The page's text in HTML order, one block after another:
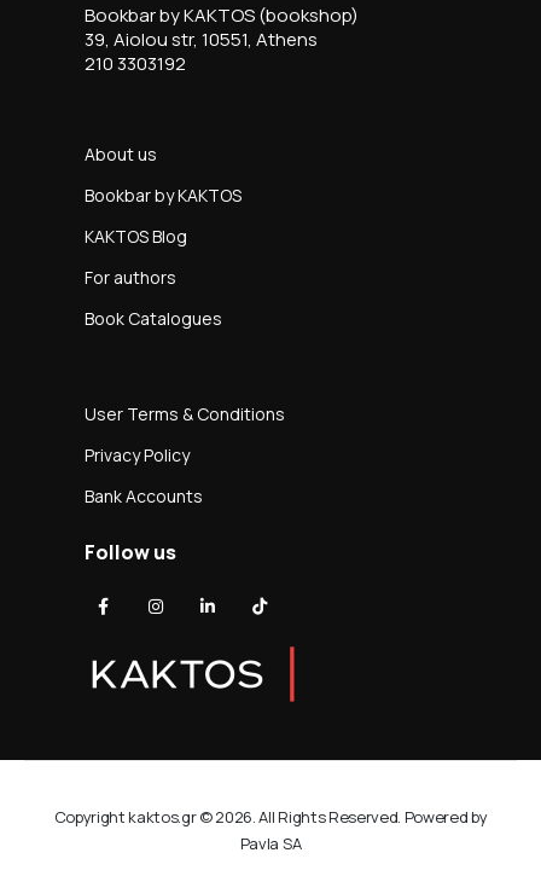
Bookbar by KAKTOS (bookshop)
39, Aiolou str, 10551, Athens
210 3303192
About us
Bookbar by KAKTOS
KAKTOS Blog
For authors
Book Catalogues
User Terms & Conditions
Privacy Policy
Bank Accounts
Follow us
Copyright kaktos.gr © 2026. All Rights Reserved. Powered by
Pavla SA